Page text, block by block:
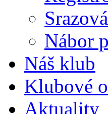
Nábor
Náš klub
Klubové
Aktuality